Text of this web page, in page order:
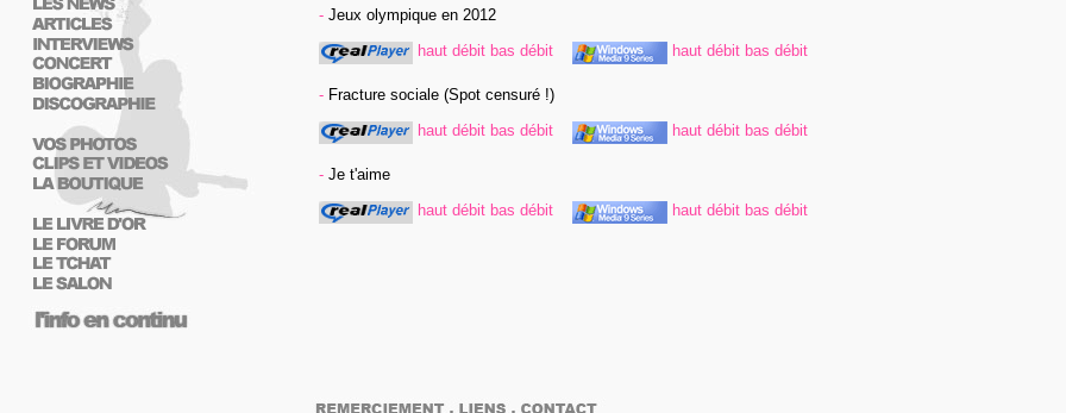
- Jeux olympique en 2012
haut débit bas débit haut débit bas débit
- Fracture sociale (Spot censuré !)
haut débit bas débit haut débit bas débit
- Je t'aime
haut débit bas débit haut débit bas débit